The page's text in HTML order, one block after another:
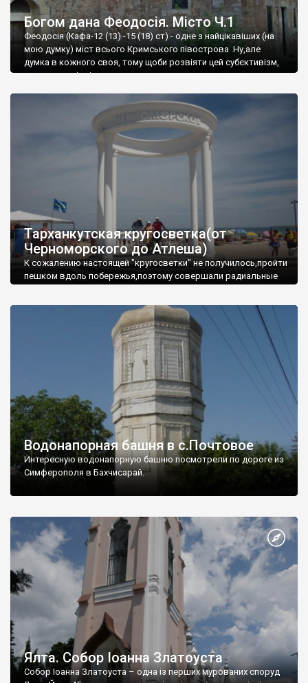
Богом дана Феодосія. Місто Ч.1
Феодосія (Кафа-12 (13) -15 (18) ст) - одне з найцікавіших (на
мою думку) міст всього Кримського півострова .Ну,але
думка в кожного своя, тому щоби розвіяти цей субєктивізм,
запрошую відвідати це
Тарханкутская кругосветка(от
Черноморского до Атлеша)
К сожалению настоящей "кругосветки" не получилось,пройти
пешком вдоль побережья,поэтому совершали радиальные
Водонапорная башня в с.Почтовое
Интересную водонапорную башню посмотрели по дороге из
Симферополя в Бахчисарай.
Ялта. Собор Іоанна Златоуста
Собор Іоанна Златоуста – одна із перших мурованих споруд